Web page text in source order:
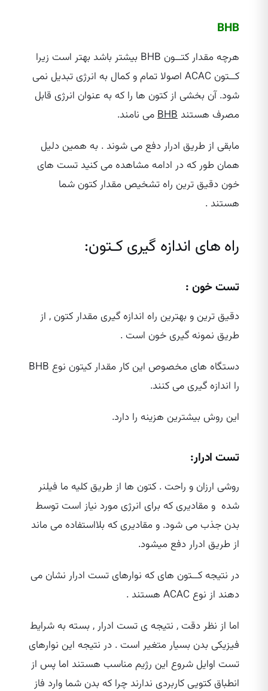
BHB
هرچه مقدار کتــون BHB بیشتر باشد بهتر است زیرا
کــتون ACAC اصولا تمام و کمال به انرژی تبدیل نمی
شود. آن بخشی از کتون ها را که به عنوان انرژی قابل
مصرف هستند BHBمی نامند.
مابقی از طریق ادرار دفع می شوند . به همین دلیل
همان طور که در ادامه مشاهده می کنید تست های
خون دقیق ترین راه تشخیص مقدار کتون شما
هستند .
راه های اندازه گیری کـتون:
تست خون :
دقیق ترین و بهترین راه اندازه گیری مقدار کتون , از
طریق نمونه گیری خون است .
دستگاه های مخصوص این کار مقدار کیتون نوع BHB
را اندازه گیری می کنند.
این روش بیشترین هزینه را دارد.
تست ادرار:
روشی ارزان و راحت . کتون ها از طریق کلیه ما فیلنر
شده و مقادیری که برای انرژی مورد نیاز است توسط
بدن جذب می شود. و مقادیری که بلااستفاده می ماند
از طریق ادرار دفع میشود.
در نتیجه کــتون های که نوارهای تست ادرار نشان می
دهند از نوع ACAC هستند .
اما از نظر دقت , نتیجه ی تست ادرار , بسته به شرایط
فیزیکی بدن بسیار متغیر است . در نتیجه این نوارهای
تست اوایل شروع این رژیم مناسب هستند اما پس از
انطباق کتویی کاربردی ندارند چرا که بدن شما وارد فاز